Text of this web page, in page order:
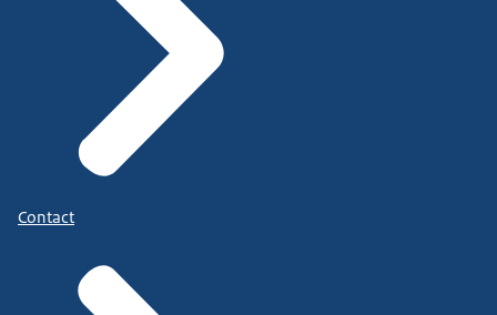
Contact